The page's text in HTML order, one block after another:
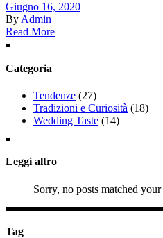
Giugno 16, 2020
ByAdmin
Read More
Categoria
Tendenze (27)
Tradizioni e Curiosità (18)
Wedding Taste (14)
Leggi altro
Sorry, no posts matched
Tag